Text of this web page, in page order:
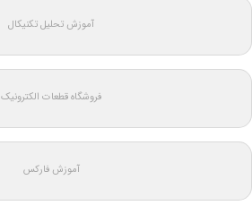
آموزش تحلیل تکنیکال
فروشگاه قطعات الکترونیک
آموزش فارکس